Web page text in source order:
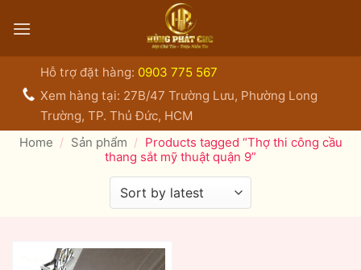
qua
Hỗ trợ đặt hàng: 0903 775 567
Xem hàng tại: 27B/47 Trường Lưu, Phường Long
Trường, TP. Thủ Đức, HCM
Home / Sản phẩm / Products tagged “Thợ thi công cầu
thang sắt mỹ thuật quận 9”